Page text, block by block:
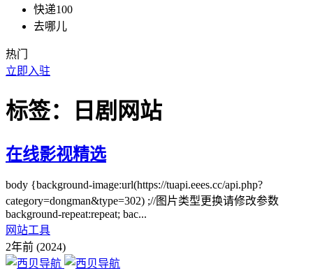
快递100
去哪儿
热门
立即入驻
标签：日剧网站
在线影视精选
body {background-image:url(https://tuapi.eees.cc/api.php?
category=dongman&type=302) ;//图片类型更换请修改参数
background-repeat:repeat; bac...
网站工具
2年前 (2024)